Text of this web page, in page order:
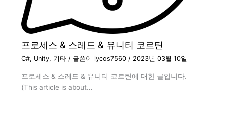
프로세스 & 스레드 & 유니티 코르틴
C#, Unity, 기타/ 글쓴이 lycos7560 / 2023년 03월 10일
프로세스 & 스레드 & 유니티 코르틴에 대한 글입니다.
(This article is about…